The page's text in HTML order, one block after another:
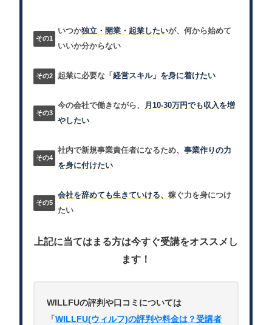
いつか独立・開業・起業したいが、何から始めて
いいか分からない
起業に必要な 「経営スキル」を身に着けたい
今の会社で働きながら、
月10-30万円でも収入を増
やしたい
社内で新規事業責任者になるため、事業作りの力
を身に付けたい
会社を辞めても生きていける、稼ぐ力を身につけ
たい
上記に当てはまる方は今すぐ受講をオススメし
ます！
WILLFUの評判や口コミについては
「WILLFU(ウィルフ)の評判や料金は？受講者